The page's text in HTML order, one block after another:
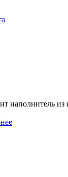
наполнитель из